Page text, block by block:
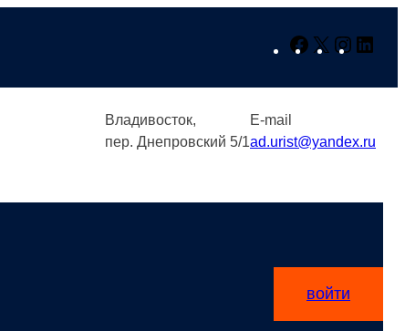
Facebook
X
Владивосток,
пер. Днепровский 5/1
E-mail
ad.urist@yandex.ru
войти